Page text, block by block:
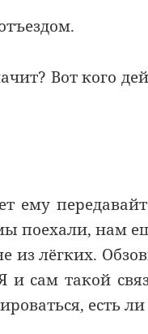
Вот кого
ему
поехали, нам
из лёгких.
и сам такой
есть